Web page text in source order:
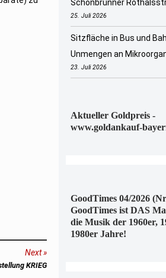
Next
KRIEG
Schönbrunner
25. Juli 2026
Sitzfläche in Bus und
Unmengen an
23. Juli 2026
Aktueller Goldpreis -
www.goldankauf-
GoodTimes 04/2026
GoodTimes ist DAS
die Musik der 1960er,
1980er Jahre!